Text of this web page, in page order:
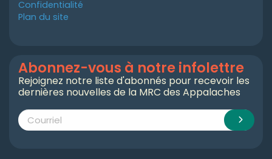
Confidentialité
Plan du site
Abonnez-vous à notre infolettre
Rejoignez notre liste d'abonnés pour recevoir les
dernières nouvelles de la MRC des Appalaches